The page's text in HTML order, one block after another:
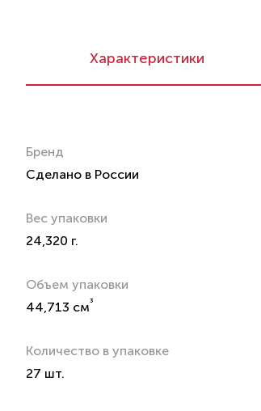
Характеристики
Бренд
Сделано в России
Вес упаковки
24,320 г.
Объем упаковки
44,713 см³
Количество в упаковке
27 шт.